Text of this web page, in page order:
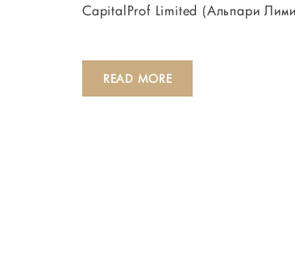
CapitalProf Limited (Альпари
READ MORE